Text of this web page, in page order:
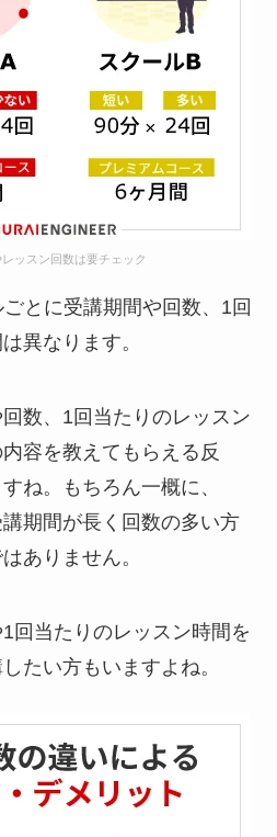
ッスン回数は要チェック
とに受講期間や回数、1回
異なります。
数、1回当たりのレッスン
容を教えてもらえる反
ね。もちろん一概に、
講期間が長く回数の多い方
ありません。
回当たりのレッスン時間を
たい方もいますよね。